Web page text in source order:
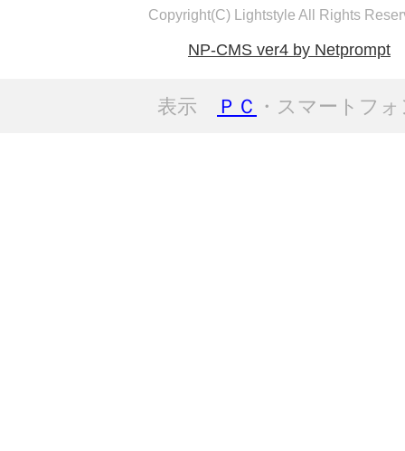
Copyright(C) Lightstyle All Rights
NP-CMS ver4 by Netprompt
表示 ＰＣ ・スマートフ